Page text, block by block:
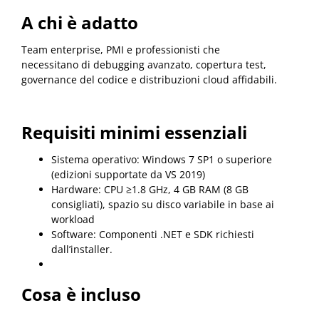
A chi è adatto
Team enterprise, PMI e professionisti che
necessitano di debugging avanzato, copertura test,
governance del codice e distribuzioni cloud affidabili.
Requisiti minimi essenziali
Sistema operativo: Windows 7 SP1 o superiore
(edizioni supportate da VS 2019)
Hardware: CPU ≥1.8 GHz, 4 GB RAM (8 GB
consigliati), spazio su disco variabile in base ai
workload
Software: Componenti .NET e SDK richiesti
dall’installer.
Cosa è incluso